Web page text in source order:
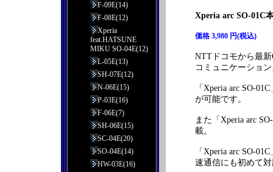
Xperia arc SO-01C
価格 3,980 円(税込)
NTTドコモから最
コミュニケーショ
「Xperia arc SO-
が可能です。
また「Xperia arc
載。
「Xperia arc SO-
速通信にも初めて
F-09E(14)
F-08E(12)
Xperia
feat.HATSUNE
MIKU SO-04E(12)
L-05E(13)
SH-07E(12)
N-06E(15)
P-03E(16)
F-06E(7)
SH-06E(15)
SC-04E(20)
SO-04E(14)
HW-03E(16)